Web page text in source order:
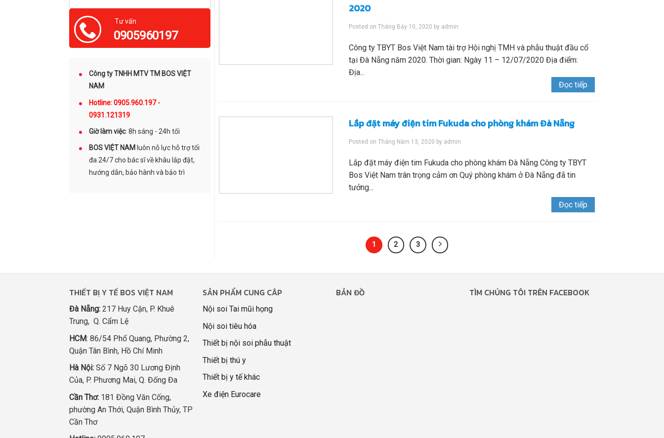
Tư vấn
0905960197
Công ty TNHH MTV TM BOS VIỆT
NAM
Hotline: 0905.960.197 -
0931.121319
Giờ làm việc: 8h sáng - 24h tối
BOS VIỆT NAM luôn nỗ lực hỗ trợ tối
đa 24/7 cho bác sĩ về khâu lắp đặt,
hướng dẫn, bảo hành và bảo trì
2020
Posted onTháng Bảy 10, 2020 by admin
Công ty TBYT Bos Việt Nam tài trợ Hội nghị TMH và phẫu thuật đầu cổ
tại Đà Nẵng năm 2020. Thời gian: Ngày 11 – 12/07/2020 Địa điểm:
Địa...
Đọc tiếp
Lắp đặt máy điện tim Fukuda cho phòng khám Đà Nẵng
Posted onTháng Năm 13, 2020 by admin
Lắp đặt máy điện tim Fukuda cho phòng khám Đà Nẵng Công ty TBYT
Bos Việt Nam trân trọng cảm ơn Quý phòng khám ở Đà Nẵng đã tin
tưởng...
Đọc tiếp
1 2 3
THIẾT BỊ Y TẾ BOS VIỆT NAM
Đà Nẵng: 217 Huy Cận, P. Khuê
Trung, Q. Cẩm Lệ
HCM: 86/54 Phổ Quang, Phường 2,
Quận Tân Bình, Hồ Chí Minh
Hà Nội: Số 7 Ngõ 30 Lương Định
Của, P. Phương Mai, Q. Đống Đa
Cần Thơ: 181 Đồng Văn Cống,
phường An Thới, Quận Bình Thủy, TP
Cần Thơ
SẢN PHẨM CUNG CÂP
Nội soi Tai mũi họng
Nội soi tiêu hóa
Thiết bị nội soi phẫu thuật
Thiết bị thú y
Thiết bị y tế khác
Xe điện Eurocare
BẢN ĐỒ TÌM CHÚNG TÔI TRÊN FACEBOOK